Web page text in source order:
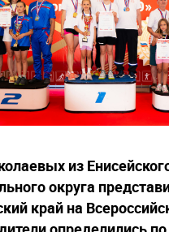
из
округа
край на